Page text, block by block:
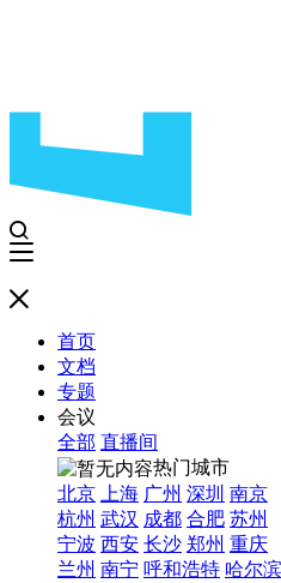
首页
文档
专题
会议
全部 直播间
热门城市
北京
上海 广州 深圳 南京
杭州 武汉 成都 合肥 苏州
宁波 西安 长沙 郑州 重庆
兰州 南宁 呼和浩特 哈尔滨